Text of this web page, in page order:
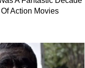
प्रतिबंध ने
टेक्नोलॉजी और
सेमीकंडक्टर (जैसे चीन
भी एक हथियार बना
एक बेहद कड़क वेक-अप